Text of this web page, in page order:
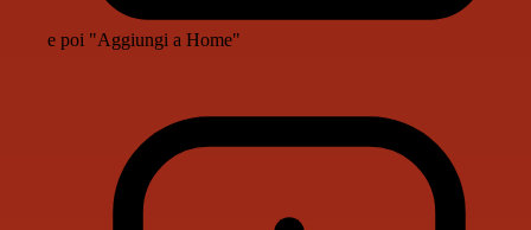
e poi "Aggiungi a Home"